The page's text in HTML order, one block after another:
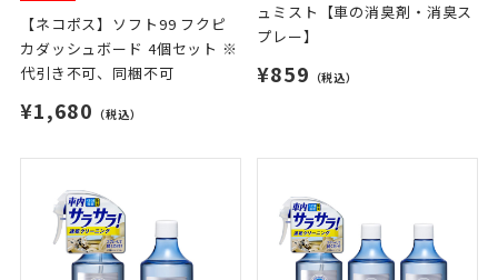
【ネコポス】ソフト99 フクピ
カダッシュボード 4個セット ※
代引き不可、同梱不可
¥1,680 （税込）
ュミスト【車の消臭剤・消臭ス
プレー】
¥859 （税込）